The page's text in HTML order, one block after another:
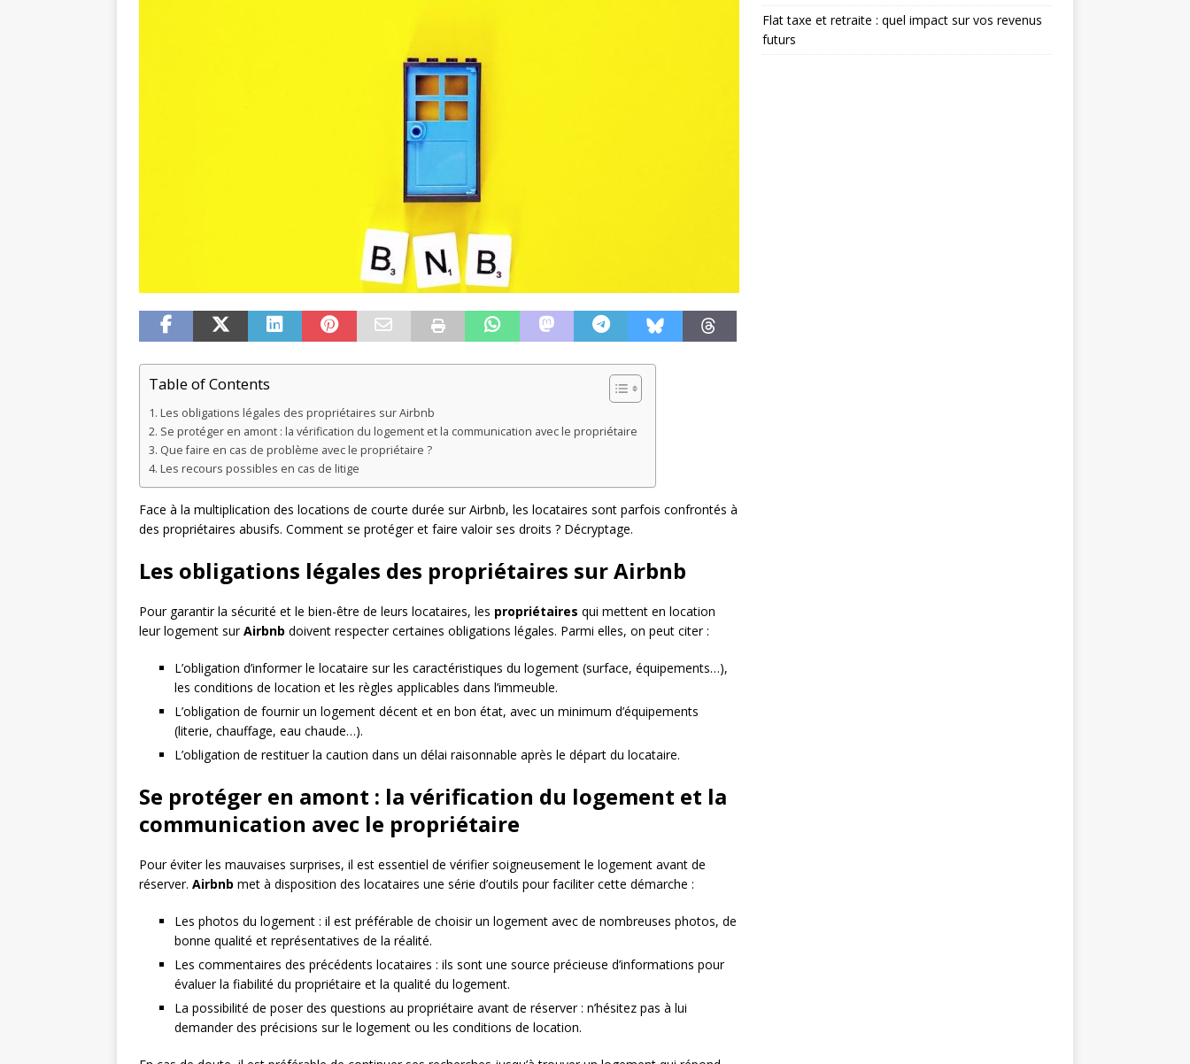
Table of Contents
Les obligations légales des propriétaires sur Airbnb
Se protéger en amont : la vérification du logement et la communication avec le propriétaire
Que faire en cas de problème avec le propriétaire ?
Les recours possibles en cas de litige
Face à la multiplication des locations de courte durée sur Airbnb, les locataires sont parfois confrontés à
des propriétaires abusifs. Comment se protéger et faire valoir ses droits ? Décryptage.
Les obligations légales des propriétaires sur Airbnb
Pour garantir la sécurité et le bien-être de leurs locataires, les propriétaires qui mettent en location
leur logement surAirbnb doivent respecter certaines obligations légales. Parmi elles, on peut citer :
L’obligation d’informer le locataire sur les caractéristiques du logement (surface, équipements…),
les conditions de location et les règles applicables dans l’immeuble.
L’obligation de fournir un logement décent et en bon état, avec un minimum d’équipements
(literie, chauffage, eau chaude…).
L’obligation de restituer la caution dans un délai raisonnable après le départ du locataire.
Se protéger en amont : la vérification du logement et la
communication avec le propriétaire
Pour éviter les mauvaises surprises, il est essentiel de vérifier soigneusement le logement avant de
réserver. Airbnb met à disposition des locataires une série d’outils pour faciliter cette démarche :
Les photos du logement : il est préférable de choisir un logement avec de nombreuses photos, de
bonne qualité et représentatives de la réalité.
Les commentaires des précédents locataires : ils sont une source précieuse d’informations pour
évaluer la fiabilité du propriétaire et la qualité du logement.
La possibilité de poser des questions au propriétaire avant de réserver : n’hésitez pas à lui
demander des précisions sur le logement ou les conditions de location.
Flat taxe et retraite : quel impact sur vos revenus
futurs